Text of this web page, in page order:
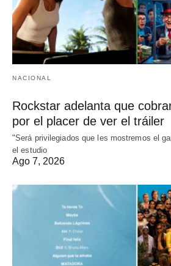
NACIONAL
Rockstar adelanta que
por el placer de ver el tráiler
"Será privilegiados que les mostremos el
el estudio
Ago 7, 2026